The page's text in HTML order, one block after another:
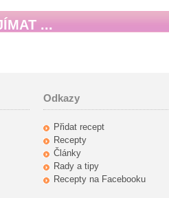
...
Odkazy
Přidat recept
Recepty
Články
Rady a tipy
Recepty na Facebooku